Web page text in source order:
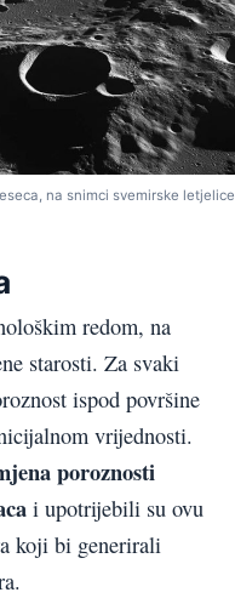
na snimci svemirske letjelice
redom, na
starosti. Za svaki
ispod površine
vrijednosti.
poroznosti
i upotrijebili su ovu
koji bi generirali